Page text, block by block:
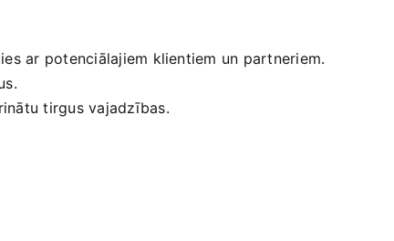
ar potenciālajiem klientiem un partneriem.
tirgus vajadzības.